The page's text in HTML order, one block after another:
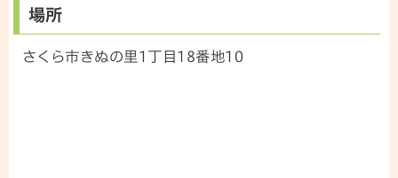
場所
さくら市きぬの里1丁目18番地10